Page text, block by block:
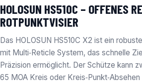
HOLOSUN HS510C – OFFENES
ROTPUNKTVISIER
Das HOLOSUN HS510C X2 ist ein
mit Multi‑Reticle System, das schnelle
Präzision ermöglicht. Der Schütze kann
65 MOA Kreis oder